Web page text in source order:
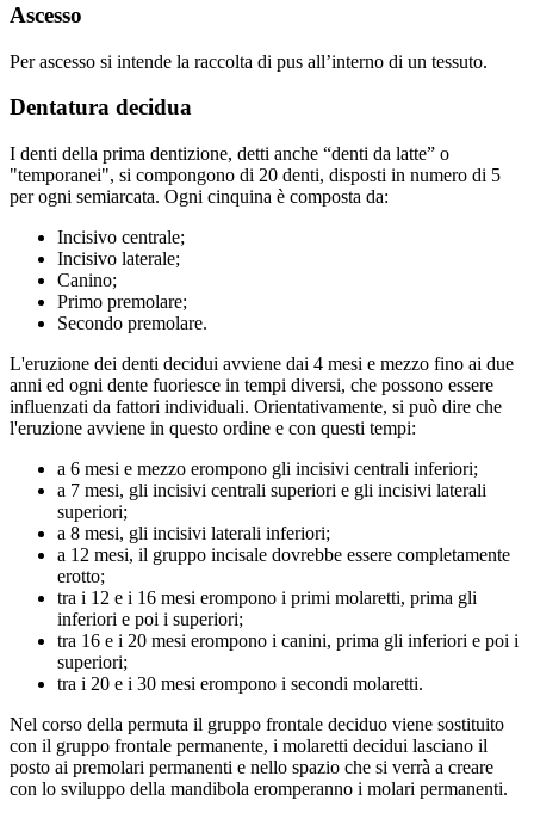
Ascesso
Per ascesso si intende la raccolta di pus all’interno di un tessuto.
Dentatura decidua
I denti della prima dentizione, detti anche “denti da latte” o
"temporanei", si compongono di 20 denti, disposti in numero di 5
per ogni semiarcata. Ogni cinquina è composta da:
Incisivo centrale;
Incisivo laterale;
Canino;
Primo premolare;
Secondo premolare.
L'eruzione dei denti decidui avviene dai 4 mesi e mezzo fino ai due
anni ed ogni dente fuoriesce in tempi diversi, che possono essere
influenzati da fattori individuali. Orientativamente, si può dire che
l'eruzione avviene in questo ordine e con questi tempi:
a 6 mesi e mezzo erompono gli incisivi centrali inferiori;
a 7 mesi, gli incisivi centrali superiori e gli incisivi laterali
superiori;
a 8 mesi, gli incisivi laterali inferiori;
a 12 mesi, il gruppo incisale dovrebbe essere completamente
erotto;
tra i 12 e i 16 mesi erompono i primi molaretti, prima gli
inferiori e poi i superiori;
tra 16 e i 20 mesi erompono i canini, prima gli inferiori e poi i
superiori;
tra i 20 e i 30 mesi erompono i secondi molaretti.
Nel corso della permuta il gruppo frontale deciduo viene sostituito
con il gruppo frontale permanente, i molaretti decidui lasciano il
posto ai premolari permanenti e nello spazio che si verrà a creare
con lo sviluppo della mandibola eromperanno i molari permanenti.